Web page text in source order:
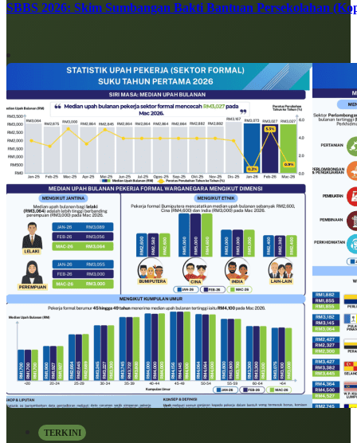
SBBS 2026: Skim Sumbangan Bakti Bantuan Persekolahan
TERKINI